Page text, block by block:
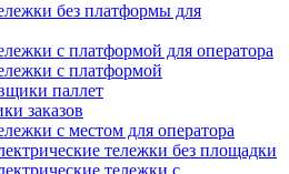
без платформы для
с платформой для оператора
с платформой
паллет
заказов
с местом для оператора
тележки без площадки
тележки с